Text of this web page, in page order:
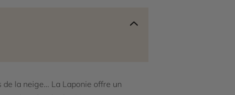
de la neige… La Laponie offre un